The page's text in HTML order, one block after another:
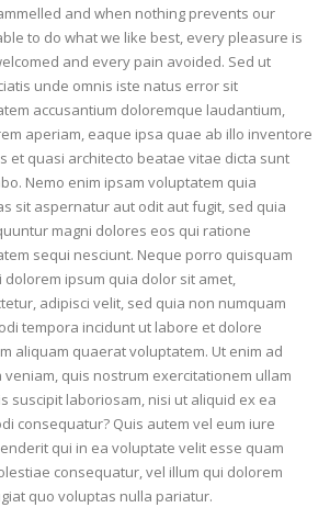
and when nothing prevents our
to do what we like best, every pleasure is
and every pain avoided. Sed ut
unde omnis iste natus error sit
accusantium doloremque laudantium,
aperiam, eaque ipsa quae ab illo inventore
et quasi architecto beatae vitae dicta sunt
Nemo enim ipsam voluptatem quia
sit aspernatur aut odit aut fugit, sed quia
magni dolores eos qui ratione
sequi nesciunt. Neque porro quisquam
dolorem ipsum quia dolor sit amet,
adipisci velit, sed quia non numquam
tempora incidunt ut labore et dolore
aliquam quaerat voluptatem. Ut enim ad
veniam, quis nostrum exercitationem ullam
suscipit laboriosam, nisi ut aliquid ex ea
consequatur? Quis autem vel eum iure
qui in ea voluptate velit esse quam
consequatur, vel illum qui dolorem
quo voluptas nulla pariatur.